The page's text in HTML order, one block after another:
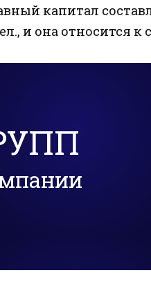
капитал
и она относится к